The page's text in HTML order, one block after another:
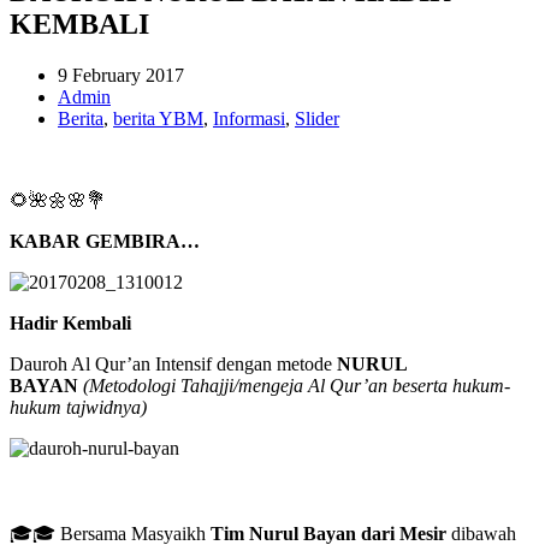
KEMBALI
9 February 2017
Admin
Berita, berita YBM, Informasi, Slider
🌻🌺🌼🌸💐
KABAR GEMBIRA…
Hadir Kembali
Dauroh Al Qur’an Intensif dengan metode NURUL
BAYAN (Metodologi Tahajji/mengeja Al Qur’an beserta hukum-
hukum tajwidnya)
🎓🎓 Bersama Masyaikh Tim Nurul Bayan dari Mesir dibawah